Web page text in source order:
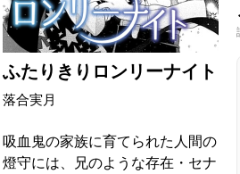
ふたりきりロンリーナイト
落合実月
吸血鬼の家族に育てられた人間の
燈守には、兄のような存在・セナ